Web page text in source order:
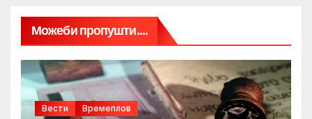
Можеби пропушти....
Вести Времеплов